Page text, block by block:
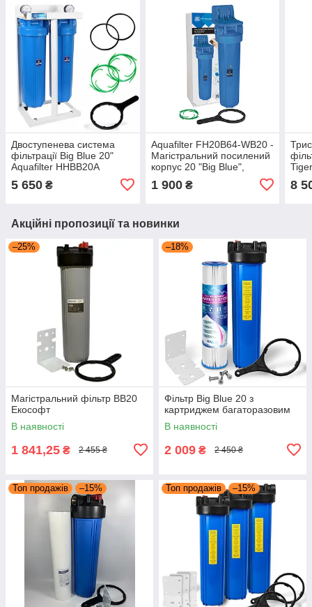
Двоступенева система
фільтрації Big Blue 20"
Aquafilter HHBB20A
5 650 ₴
Aquafilter FH20B64-WB20 -
Магістральний посилений
корпус 20 "Big Blue",
1 900₴ 8
Акційні пропозиції та новинки
–25%
Магістральний фільтр BB20
Екософт
В наявності
1 841,25 ₴ 2 455 ₴
–18%
Фільтр Big Blue 20 з
картриджем багаторазовим
В наявності
2 009 ₴ 2 450 ₴
Топ продажів –15% Топ продажів –15%